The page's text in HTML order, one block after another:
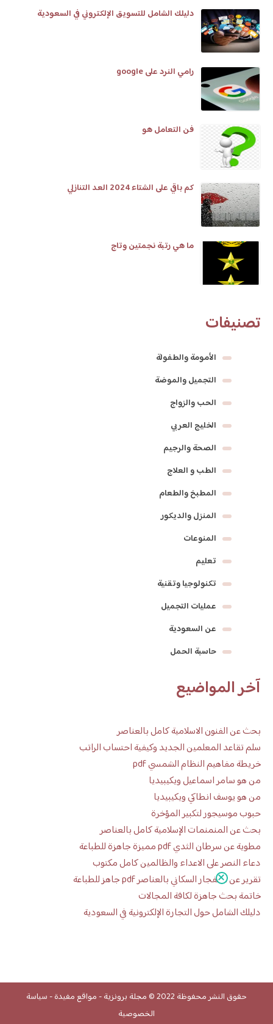
دليلك الشامل للتسويق الإلكتروني في السعودية
رامي النرد على google
فن التعامل هو
كم باقي على الشتاء 2024 العد التنازلي
ما هي رتبة نجمتين وتاج
تصنيفات
الأمومة والطفولة
التجميل والموضة
الحب والزواج
الخليج العربي
الصحة والرجيم
الطب و العلاج
المطبخ والطعام
المنزل والديكور
المنوعات
تعليم
تكنولوجيا وتقنية
عمليات التجميل
عن السعودية
حاسبة الحمل
آخر المواضيع
بحث عن الفنون الاسلامية كامل بالعناصر
سلم تقاعد المعلمين الجديد وكيفية احتساب الراتب
خريطة مفاهيم النظام الشمسي pdf
من هو سامر اسماعيل ويكيبيديا
من هو يوسف انطاكي ويكيبيديا
حبوب موسيجور لتكبير المؤخرة
بحث عن المنمنمات الإسلامية كامل بالعناصر
مطوية عن سرطان الثدي pdf مميزة جاهزة للطباعة
دعاء النصر على الاعداء والظالمين كامل مكتوب
تقرير عن الانفجار السكاني بالعناصر pdf جاهز للطباعة
خاتمة بحث جاهزة لكافة المجالات
دليلك الشامل حول التجارة الإلكترونية في السعودية
حقوق النشر محفوظة 2022 © مجلة برونزية-مواقع مفيدة-سياسة
الخصوصية